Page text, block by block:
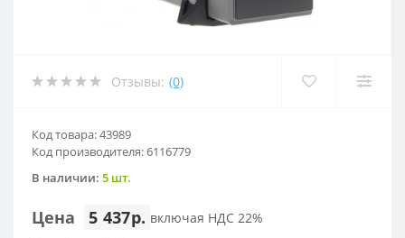
Отзывы: (0)
Код товара: 43989
Код производителя: 6116779
В наличии: 5 шт.
Цена 5 437р. включая НДС 22%